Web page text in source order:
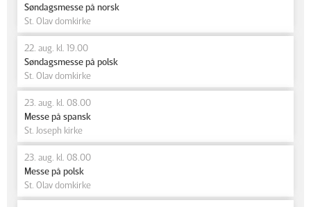
Søndagsmesse på norsk
St. Olav domkirke
22. aug. kl. 19.00
Søndagsmesse på polsk
St. Olav domkirke
23. aug. kl. 08.00
Messe på spansk
St. Joseph kirke
23. aug. kl. 08.00
Messe på polsk
St. Olav domkirke